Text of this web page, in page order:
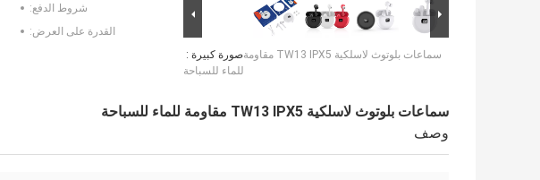
صورة كبيرة :سماعات بلوتوث لاسلكية TW13 IPX5 مقاومة
للماء للسباحة
شروط الدفع:
القدرة على العرض:
سماعات بلوتوث لاسلكية TW13 IPX5 مقاومة للماء للسباحة
وصف